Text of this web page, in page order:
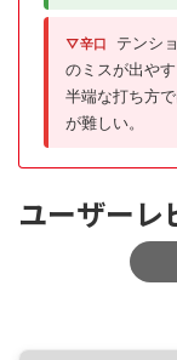
▽辛口
テンシ
のミスが出や
半端な打ち方
が難しい。
ユーザーレ